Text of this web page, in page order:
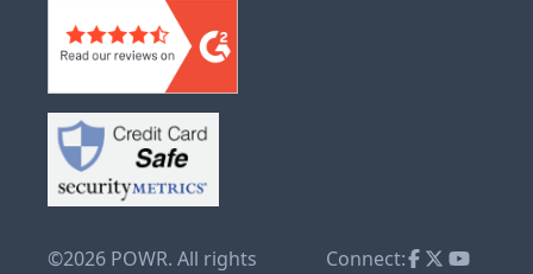
©2026 POWR. All rights
Connect: